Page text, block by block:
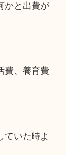
かと出費が
費、養育費
ていた時よ